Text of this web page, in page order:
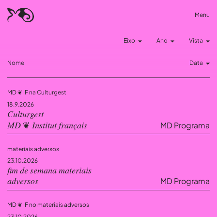
Menu
Eixo Ano Vista
Data
Nome
18.9.2026
Culturgest
MD ❦ IF na Culturgest
MD ❦ Institut français MD Programa
23.10.2026
materiais adversos
fim de semana materiais
adversos
MD Programa
MD ❦ IF no materiais adversos